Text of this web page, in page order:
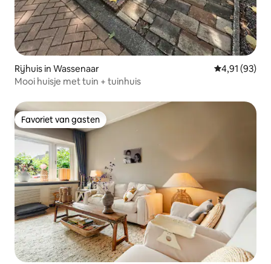
Rijhuis in Wassenaar Gemiddelde
4,91 (93)
Mooi huisje met tuin + tuinhuis
Favoriet van gasten
Favoriet van gasten